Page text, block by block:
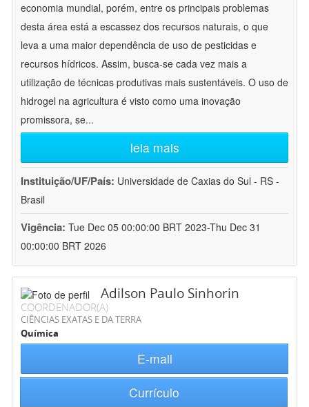
economia mundial, porém, entre os principais problemas
desta área está a escassez dos recursos naturais, o que
leva a uma maior dependência de uso de pesticidas e
recursos hídricos. Assim, busca-se cada vez mais a
utilização de técnicas produtivas mais sustentáveis. O uso de
hidrogel na agricultura é visto como uma inovação
promissora, se...
leia mais
Instituição/UF/País: Universidade de Caxias do Sul - RS -
Brasil
Vigência: Tue Dec 05 00:00:00 BRT 2023-Thu Dec 31
00:00:00 BRT 2026
Adilson Paulo Sinhorin
COORDENADOR(A)
CIÊNCIAS EXATAS E DA TERRA
Química
E-mail
Currículo